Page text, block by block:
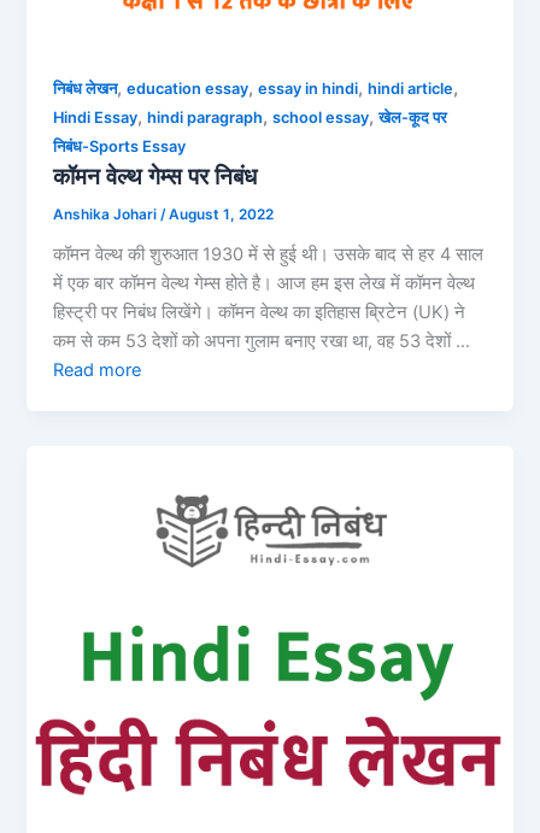
निबंध लेखन,education essay,essay in hindi,hindi article,
Hindi Essay,hindi paragraph,school essay,खेल-कूद पर
निबंध-Sports Essay
कॉमन वेल्थ गेम्स पर निबंध
Anshika Johari/August 1, 2022
कॉमन वेल्थ की शुरुआत 1930 में से हुई थी। उसके बाद से हर 4 साल
में एक बार कॉमन वेल्थ गेम्स होते है। आज हम इस लेख में कॉमन वेल्थ
हिस्ट्री पर निबंध लिखेंगे। कॉमन वेल्थ का इतिहास ब्रिटेन (UK) ने
कम से कम 53 देशों को अपना गुलाम बनाए रखा था, वह 53 देशों …
Read more